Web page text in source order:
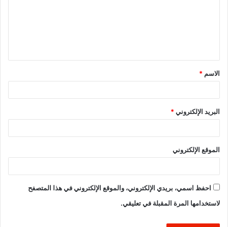
ق
*
الاسم *
البريد الإلكتروني*
الموقع الإلكتروني
احفظ اسمي، بريدي الإلكتروني، والموقع الإلكتروني في هذا المتصفح
لاستخدامها المرة المقبلة في تعليقي.